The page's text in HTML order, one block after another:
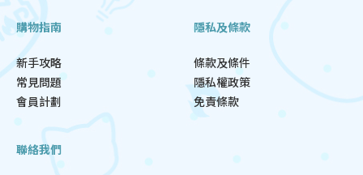
購物指南
新手攻略
常見問題
會員計劃
隱私及條款
條款及條件
隱私權政策
免責條款
聯絡我們